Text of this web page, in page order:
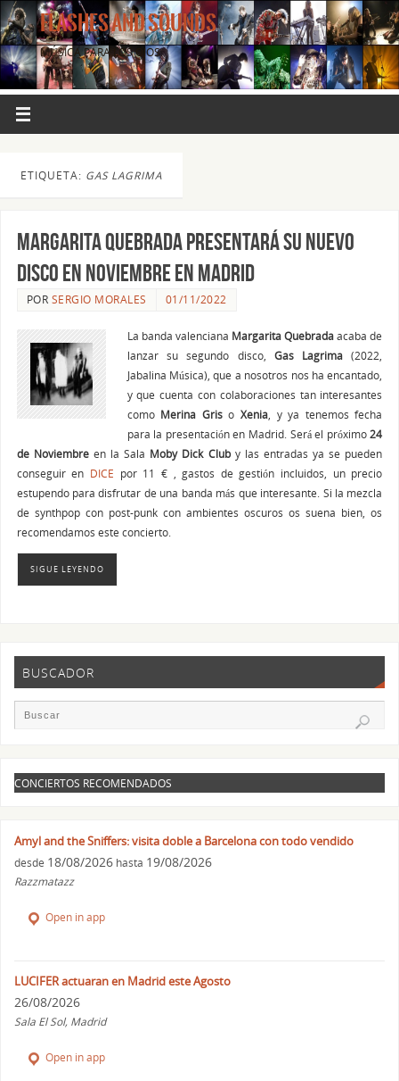
FLASHES AND SOUNDS
MÚSICA PARA LOS OJOS.
ETIQUETA: GAS LAGRIMA
MARGARITA QUEBRADA presentará su nuevo
disco en Noviembre en Madrid
POR SERGIO MORALES 01/11/2022
La banda valenciana Margarita Quebradaacaba de
lanzar su segundo disco, Gas Lagrima (2022,
Jabalina Música), que a nosotros nos ha encantado,
y que cuenta con colaboraciones tan interesantes
como Merina GrisoXenia, y ya tenemos fecha
para la presentación en Madrid. Será el próximo24
de Noviembreen la Sala Moby Dick Cluby las entradas ya se pueden
conseguir en DICE por 11 € , gastos de gestión incluidos, un precio
estupendo para disfrutar de una banda más que interesante. Si la mezcla
de synthpop con post-punk con ambientes oscuros os suena bien, os
recomendamos este concierto.
SIGUE LEYENDO
BUSCADOR
CONCIERTOS RECOMENDADOS
Amyl and the Sniffers: visita doble a Barcelona con todo vendido
desde 18/08/2026 hasta 19/08/2026
Razzmatazz
Open in app
LUCIFER actuaran en Madrid este Agosto
26/08/2026
Sala El Sol, Madrid
Open in app